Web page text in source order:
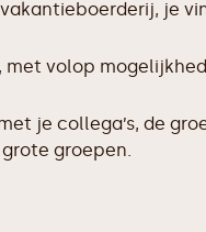
je
volop
je collega’s, de
groepen.